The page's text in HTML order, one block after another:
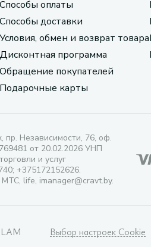
Способы оплаты
Способы доставки
Условия, обмен и возврат товара
Дисконтная программа
Обращение покупателей
Подарочные карты
пр. Независимости, 76, оф.
от 20.02.2026 УНП
и услуг
+375172152626.
life, imanager@cravt.by.
Выбор настроек Cookie